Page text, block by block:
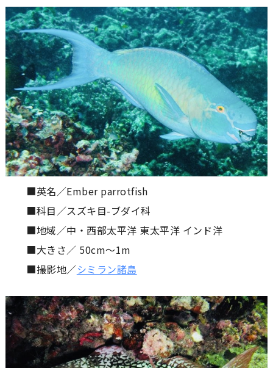
■英名／Ember parrotfish
■科目／スズキ目-ブダイ科
■地域／中・西部太平洋 東太平洋 インド洋
■大きさ／ 50cm〜1m
■撮影地／シミラン諸島